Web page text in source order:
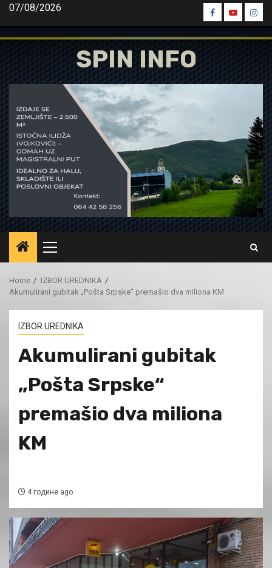
Skip
content
07/08/2026
Spin
Facebook
Spin
Youtube
Spin
SPIN INFO
Primary
Menu
Home
IZBOR UREDNIKA
Akumulirani gubitak „Pošta Srpske“ premašio dva miliona KM
IZBOR UREDNIKA
Akumulirani gubitak
„Pošta Srpske“
premašio dva miliona
KM
4 године ago